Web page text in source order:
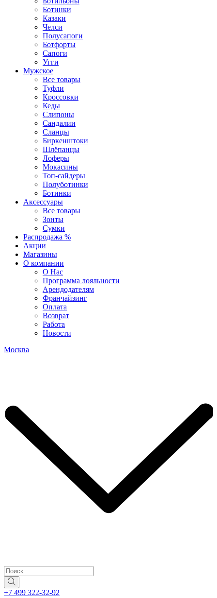
Ботинки
Казаки
Челси
Полусапоги
Ботфорты
Сапоги
Угги
Мужское
Все товары
Туфли
Кроссовки
Кеды
Слипоны
Сандалии
Сланцы
Биркенштоки
Шлёпанцы
Лоферы
Мокасины
Топ-сайдеры
Полуботинки
Ботинки
Аксессуары
Все товары
Зонты
Сумки
Распродажа %
Акции
Магазины
О компании
О Нас
Программа лояльности
Арендодателям
Франчайзинг
Оплата
Возврат
Работа
Новости
Москва
+7 499 322-32-92